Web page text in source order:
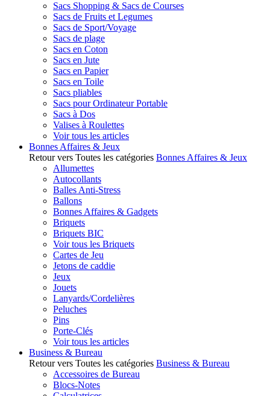
Sacs Shopping & Sacs de Courses
Sacs de Fruits et Legumes
Sacs de Sport/Voyage
Sacs de plage
Sacs en Coton
Sacs en Jute
Sacs en Papier
Sacs en Toile
Sacs pliables
Sacs pour Ordinateur Portable
Sacs à Dos
Valises à Roulettes
Voir tous les articles
Bonnes Affaires & Jeux
Retour vers Toutes les catégories Bonnes Affaires & Jeux
Allumettes
Autocollants
Balles Anti-Stress
Ballons
Bonnes Affaires & Gadgets
Briquets
Briquets BIC
Voir tous les Briquets
Cartes de Jeu
Jetons de caddie
Jeux
Jouets
Lanyards/Cordelières
Peluches
Pins
Porte-Clés
Voir tous les articles
Business & Bureau
Retour vers Toutes les catégories Business & Bureau
Accessoires de Bureau
Blocs-Notes